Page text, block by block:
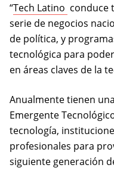
“Tech Latino (opens in
conduce
serie de negocios
de política, y
tecnológica para
en áreas claves de la
Anualmente tienen
Emergente
tecnología,
profesionales para
siguiente generación